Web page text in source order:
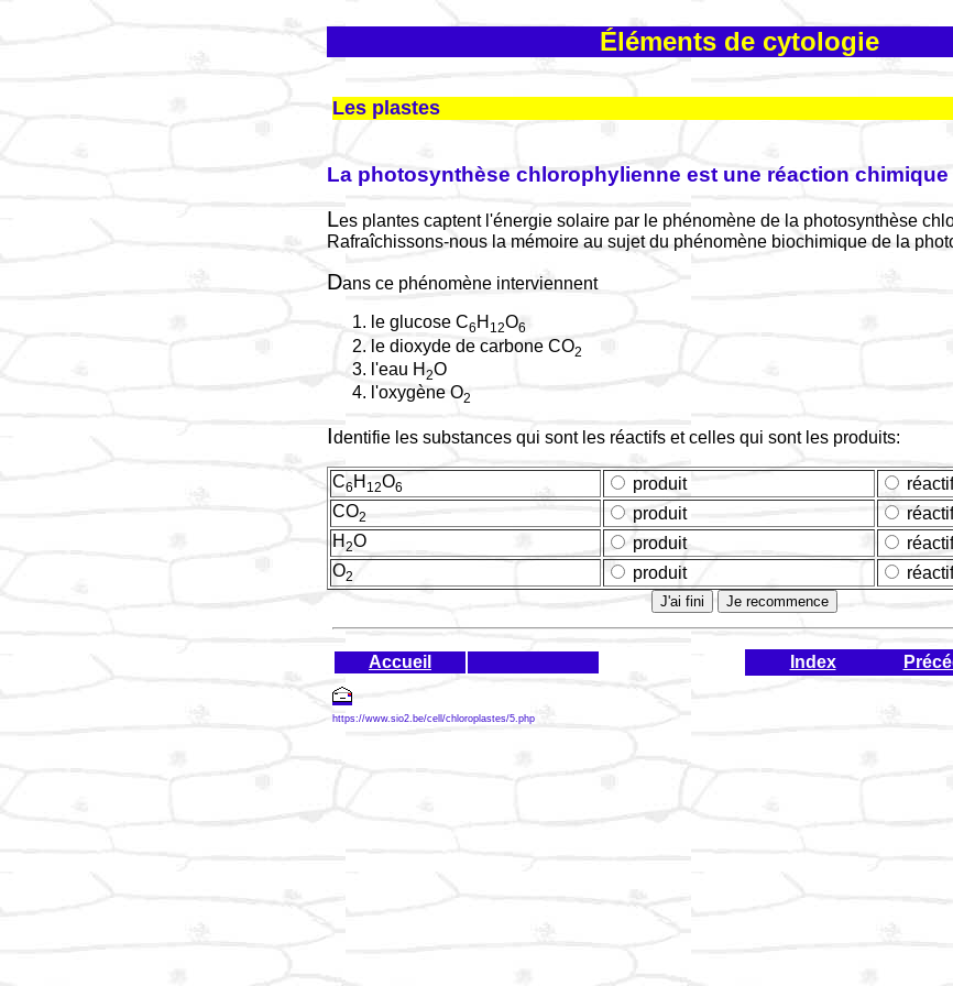
Éléments de cytologie
Les plastes
La photosynthèse chlorophylienne est une réaction chimique
Les plantes captent l'énergie solaire par le phénomène de la photosynthèse
Rafraîchissons-nous la mémoire au sujet du phénomène biochimique de la
Dans ce phénomène interviennent
le glucose C6 H 12O6
le dioxyde de carbone CO2
l'eau H 2O
l'oxygène O2
Identifie les substances qui sont les réactifs et celles qui sont les produits:
C6 H 12O6 produit
réactif
CO2 produit
réactif
H 2O produit
réactif
O2 produit réactif
Accueil Index
https://www.sio2.be/cell/chloroplastes/5.php